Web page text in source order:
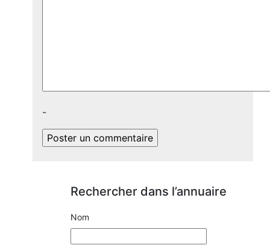
-
Rechercher dans l’annuaire
Nom